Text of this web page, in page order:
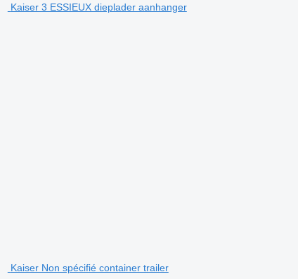
Kaiser 3 ESSIEUX dieplader aanhanger
Kaiser Non spécifié container trailer